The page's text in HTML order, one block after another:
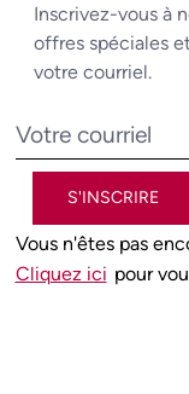
Inscrivez-vous à
offres spéciales
votre courriel.
S'INSCRIRE
Vous n'êtes pas
Cliquez ici pour